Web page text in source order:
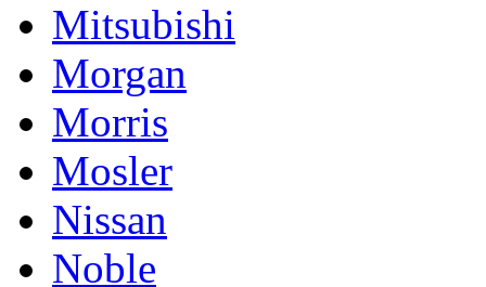
Mitsubishi
Morgan
Morris
Mosler
Nissan
Noble